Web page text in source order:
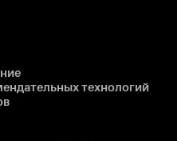
технологий